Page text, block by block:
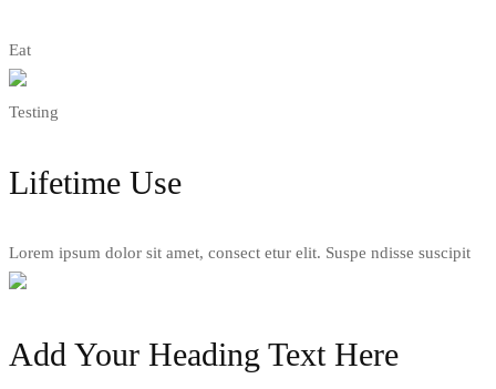
Eat
Testing
Lifetime Use
Lorem ipsum dolor sit amet, consect etur elit. Suspe ndisse suscipit
Add Your Heading Text Here